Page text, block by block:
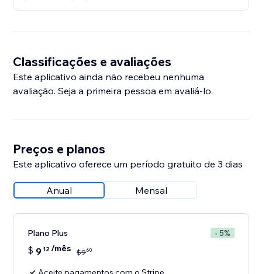
Classificações e avaliações
Este aplicativo ainda não recebeu nenhuma
avaliação. Seja a primeira pessoa em avaliá-lo.
Preços e planos
Este aplicativo oferece um período gratuito de 3 dias
Anual Mensal
Plano Plus - 5%
$ 9 12/mês $960